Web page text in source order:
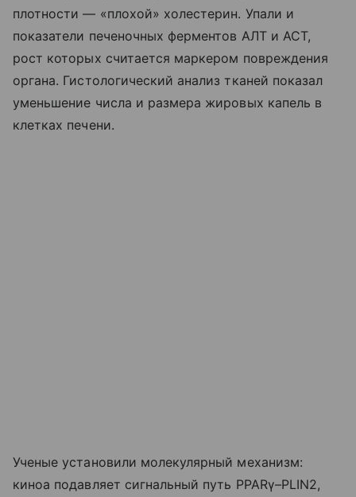
плотности — «плохой» холестерин. Упали и
показатели печеночных ферментов АЛТ и АСТ,
рост которых считается маркером повреждения
органа. Гистологический анализ тканей показал
уменьшение числа и размера жировых капель в
клетках печени.
Ученые установили молекулярный механизм:
киноа подавляет сигнальный путь PPARγ–PLIN2,